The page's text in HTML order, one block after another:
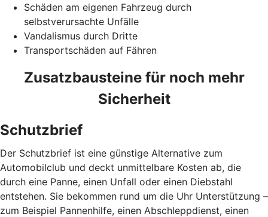
Schäden am eigenen Fahrzeug durch
selbstverursachte Unfälle
Vandalismus durch Dritte
Transportschäden auf Fähren
Zusatzbausteine für noch mehr
Sicherheit
Schutzbrief
Der Schutzbrief ist eine günstige Alternative zum
Automobilclub und deckt unmittelbare Kosten ab, die
durch eine Panne, einen Unfall oder einen Diebstahl
entstehen. Sie bekommen rund um die Uhr Unterstützung –
zum Beispiel Pannenhilfe, einen Abschleppdienst, einen